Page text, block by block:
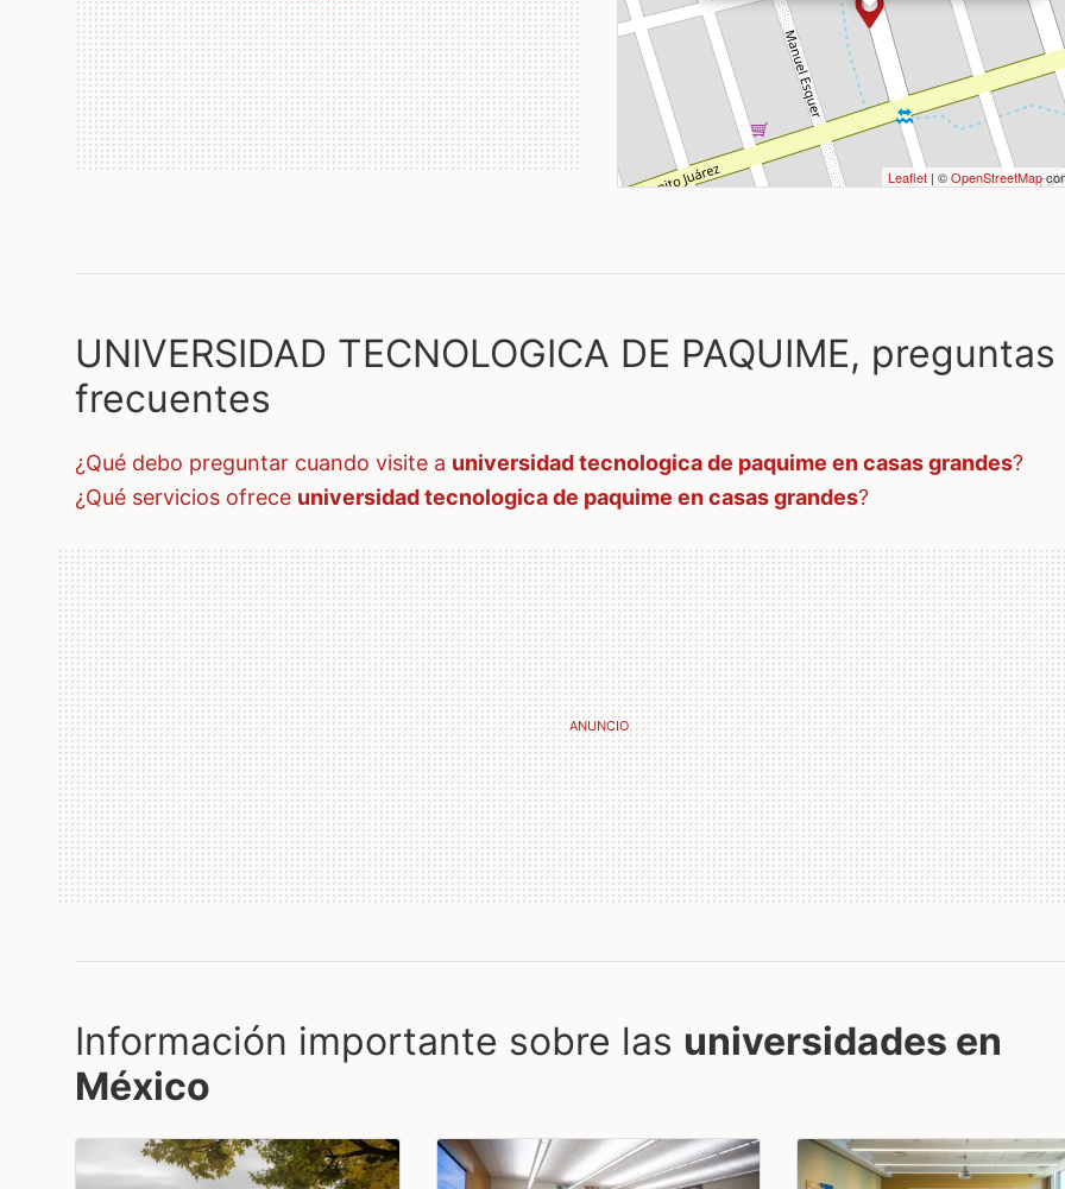
Leaflet | ©OpenStreetMap
UNIVERSIDAD TECNOLOGICA DE PAQUIME, preguntas
frecuentes
¿qué debo preguntar cuando visite a universidad tecnologica de paquime en casas grandes?
¿qué servicios ofrece universidad tecnologica de paquime en casas grandes?
Información importante sobre las universidades en
México